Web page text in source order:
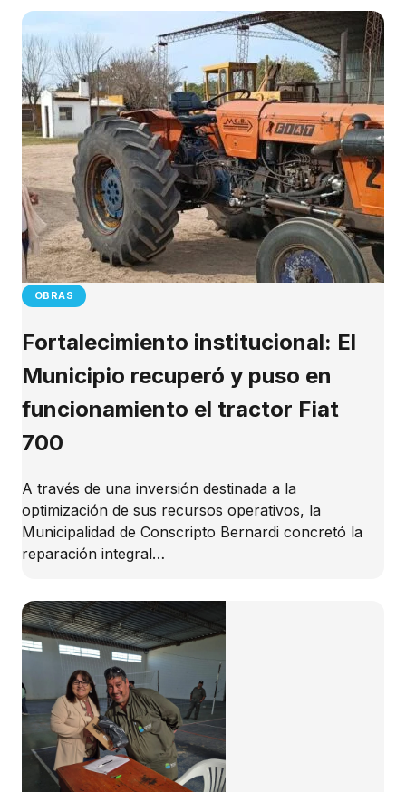
OBRAS
Fortalecimiento institucional: El
Municipio recuperó y puso en
funcionamiento el tractor Fiat
700
A través de una inversión destinada a la
optimización de sus recursos operativos, la
Municipalidad de Conscripto Bernardi concretó la
reparación integral…